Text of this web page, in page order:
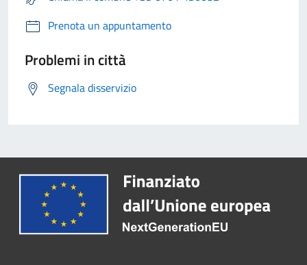
Prenota un appuntamento
Problemi in città
Segnala disservizio